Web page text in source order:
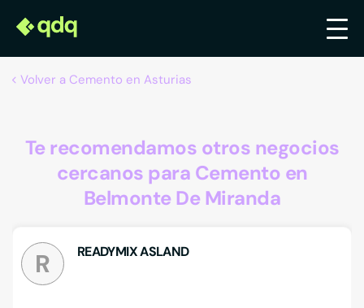
Volver a Cemento en Asturias
Te recomendamos otros negocios
cercanos para Cemento en
Belmonte De Miranda
R READYMIX ASLAND